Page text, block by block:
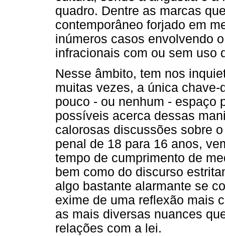
quadro. Dentre as marcas
contemporâneo forjado em
inúmeros casos envolvendo
infracionais com ou sem uso
Nesse âmbito, tem nos
muitas vezes, a única
pouco - ou nenhum - espaço
possíveis acerca dessas
calorosas discussões sobre
penal de 18 para 16 anos,
tempo de cumprimento de
bem como do discurso
algo bastante alarmante se
exime de uma reflexão mais
as mais diversas nuances
relações com a lei.